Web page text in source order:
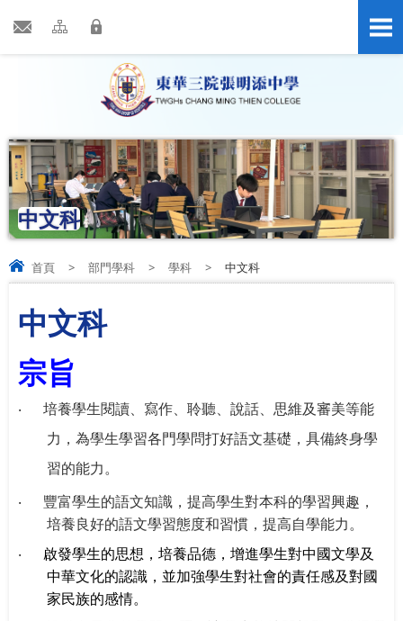
中文科
首頁 > 部門學科 > 學科 > 中文科
中文科
宗旨
‧
培養學生閱讀、寫作、聆聽、說話、思維及審美等能
力，為學生學習各門學問打好語文基礎，具備終身學
習的能力。
‧
豐富學生的語文知識，提高學生對本科的學習興趣，
培養良好的語文學習態度和習慣，提高自學能力。
‧
啟發學生的思想，培養品德，增進學生對中國文學及
中華文化的認識，並加強學生對社會的責任感及對國
家民族的感情。